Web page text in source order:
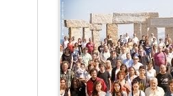
307.
nombres
borrado
Historia